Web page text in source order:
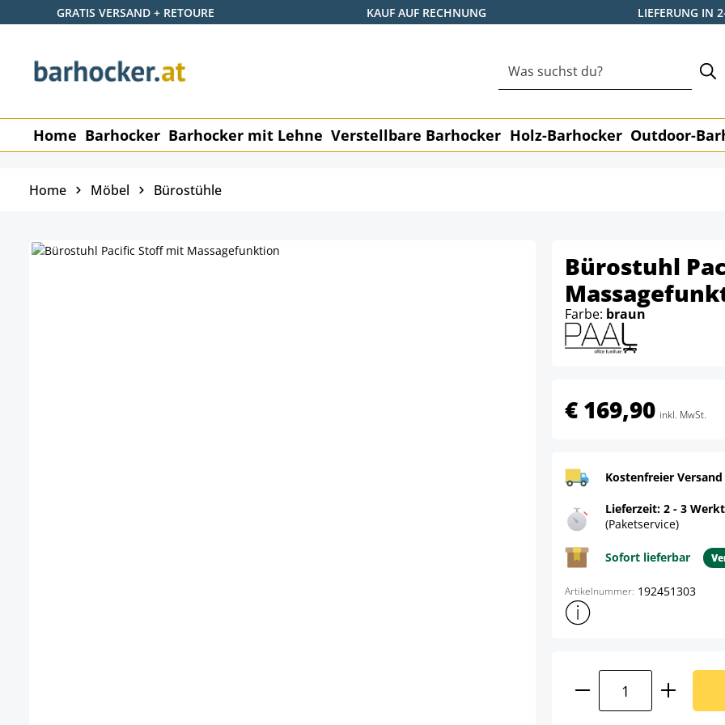
Hauptinhalt springen
Zur Suche springen
Zur Hauptnavigation springen
GRATIS VERSAND + RETOURE KAUF AUF RECHNUNG LIEFERUNG IN
Home Barhocker Barhocker mit Lehne Verstellbare Barhocker Holz-Barhocker Outdoor-
Home Möbel Bürostühle
Bürostuhl
Farbe: braun
€ 169,90 inkl. MwSt.
Kostenfreier
Lieferzeit: 2 - 3
(Paketservice)
Sofort lieferbar
Artikelnummer: 192451303
Weitere
Produkt Anzahl: